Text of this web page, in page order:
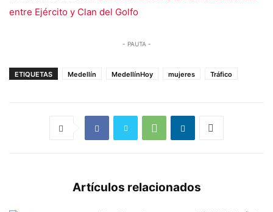
entre Ejército y Clan del Golfo
- PAUTA -
ETIQUETAS Medellín MedellínHoy mujeres Tráfico
Artículos relacionados